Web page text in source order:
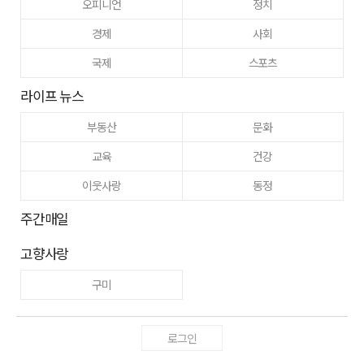
오피니언
정치
경제
사회
국제
스포츠
라이프 뉴스
부동산
문화
교육
건강
이웃사랑
동정
주간매일
고향사랑
구미
로그인